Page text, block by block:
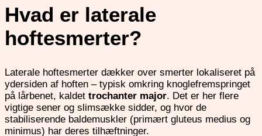
Hvad er laterale
hoftesmerter?
Laterale hoftesmerter dækker over smerter lokaliseret på
ydersiden af hoften – typisk omkring knoglefremspringet
på lårbenet, kaldet trochanter major. Det er her flere
vigtige sener og slimsække sidder, og hvor de
stabiliserende baldemuskler (primært gluteus medius og
minimus) har deres tilhæftninger.